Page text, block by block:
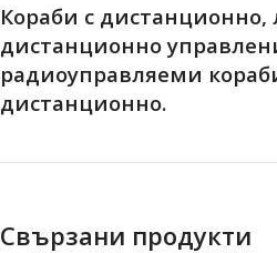
Кораби с дистанционно,
дистанционно
радиоуправляеми
дистанционно.
Свързани продукти